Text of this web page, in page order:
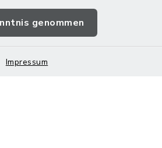
genommen
Impressum
08076 8595
poststelle@vg-
maitenbeth.de